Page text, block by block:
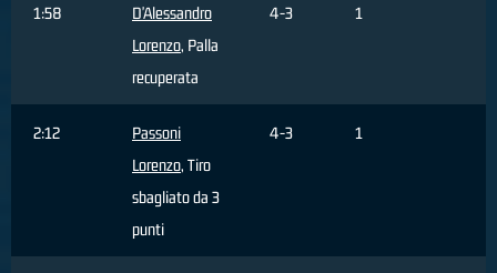
1:58
D'Alessandro
Lorenzo, Palla
recuperata
4-3 1
2:12
Passoni
Lorenzo, Tiro
sbagliato da 3
punti
4-3 1